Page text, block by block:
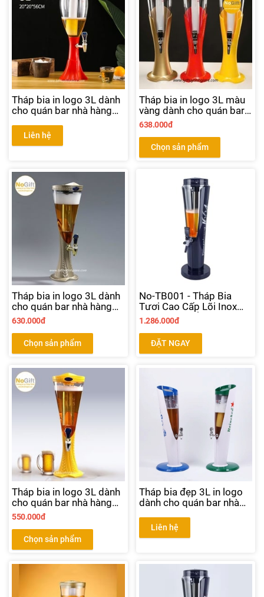
Tháp bia in logo 3L dành
cho quán bar nhà hàng
Liên hệ
Tháp bia in logo 3L màu
vàng dành cho quán bar
nhà hàng bia
638.000đ
Chọn sản phẩm
Tháp bia in logo 3L dành
cho quán bar nhà hàng
bia màu gold
630.000đ
Chọn sản phẩm
No-TB001 - Tháp Bia
Tươi Cao Cấp Lõi Inox
2L- Nhập Khẩu Trực Tiếp
1.286.000đ
ĐẶT NGAY
Tháp bia in logo 3L dành
cho quán bar nhà hàng
bia
550.000đ
Chọn sản phẩm
Tháp bia đẹp 3L in logo
dành cho quán bar nhà
Liên hệ